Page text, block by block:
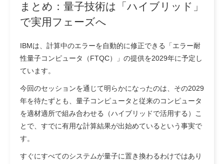
まとめ：量子技術は「ハイブリッド」
で実用フェーズへ
IBMは、計算中のエラーを自動的に修正できる「エラー耐
性量子コンピュータ（FTQC）」の提供を2029年に予定し
ています。
今回のセッションを通じて明らかになったのは、その2029
年を待たずとも、量子コンピュータと従来のコンピュータ
を適材適所で組み合わせる（ハイブリッドで活用する）こ
とで、すでに有用な計算結果が出始めているという事実で
す。
すぐにすべてのシステムが量子に置き換わるわけではあり